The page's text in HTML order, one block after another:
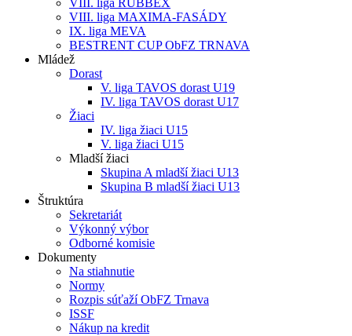
VIII. liga RUBBEX
VIII. liga MAXIMA-FASÁDY
IX. liga MEVA
BESTRENT CUP ObFZ TRNAVA
Mládež
Dorast
V. liga TAVOS dorast U19
IV. liga TAVOS dorast U17
Žiaci
IV. liga žiaci U15
V. liga žiaci U15
Mladší žiaci
Skupina A mladší žiaci U13
Skupina B mladší žiaci U13
Štruktúra
Sekretariát
Výkonný výbor
Odborné komisie
Dokumenty
Na stiahnutie
Normy
Rozpis súťaží ObFZ Trnava
ISSF
Nákup na kredit